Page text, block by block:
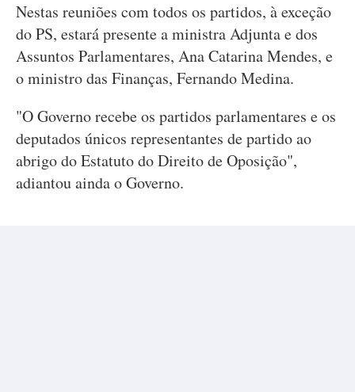
Nestas reuniões com todos os partidos, à exceção
do PS, estará presente a ministra Adjunta e dos
Assuntos Parlamentares, Ana Catarina Mendes, e
o ministro das Finanças, Fernando Medina.
"O Governo recebe os partidos parlamentares e os
deputados únicos representantes de partido ao
abrigo do Estatuto do Direito de Oposição",
adiantou ainda o Governo.